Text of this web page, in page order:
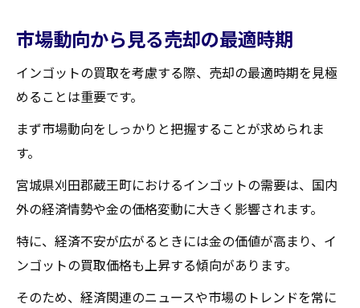
市場動向から見る売却の最適時期
インゴットの買取を考慮する際、売却の最適時期を見極
めることは重要です。
まず市場動向をしっかりと把握することが求められま
す。
宮城県刈田郡蔵王町におけるインゴットの需要は、国内
外の経済情勢や金の価格変動に大きく影響されます。
特に、経済不安が広がるときには金の価値が高まり、イ
ンゴットの買取価格も上昇する傾向があります。
そのため、経済関連のニュースや市場のトレンドを常に